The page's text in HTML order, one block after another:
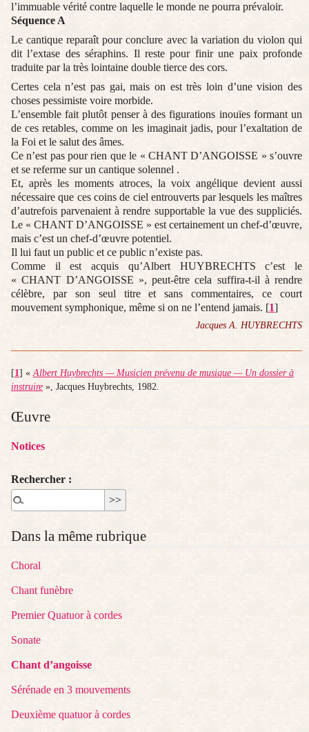
l’immuable vérité contre laquelle le monde ne pourra prévaloir.
Séquence A
Le cantique reparaît pour conclure avec la variation du violon qui
dit l’extase des séraphins. Il reste pour finir une paix profonde
traduite par la très lointaine double tierce des cors.
Certes cela n’est pas gai, mais on est très loin d’une vision des
choses pessimiste voire morbide.
L’ensemble fait plutôt penser à des figurations inouïes formant un
de ces retables, comme on les imaginait jadis, pour l’exaltation de
la Foi et le salut des âmes.
Ce n’est pas pour rien que le « CHANT D’ANGOISSE » s’ouvre
et se referme sur un cantique solennel .
Et, après les moments atroces, la voix angélique devient aussi
nécessaire que ces coins de ciel entrouverts par lesquels les maîtres
d’autrefois parvenaient à rendre supportable la vue des suppliciés.
Le « CHANT D’ANGOISSE » est certainement un chef-d’œuvre,
mais c’est un chef-d’œuvre potentiel.
Il lui faut un public et ce public n’existe pas.
Comme il est acquis qu’Albert HUYBRECHTS c’est le
« CHANT D’ANGOISSE », peut-être cela suffira-t-il à rendre
célèbre, par son seul titre et sans commentaires, ce court
mouvement symphonique, même si on ne l’entend jamais. [1]
Jacques A. HUYBRECHTS
[1] «Albert Huybrechts — Musicien prévenu de musique — Un dossier à
instruire », Jacques Huybrechts, 1982.
Œuvre
Notices
Rechercher :
Dans la même rubrique
Choral
Chant funèbre
Premier Quatuor à cordes
Sonate
Chant d’angoisse
Sérénade en 3 mouvements
Deuxième quatuor à cordes